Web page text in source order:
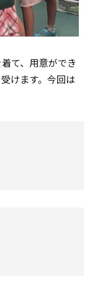
て、用意ができ
けます。今回は